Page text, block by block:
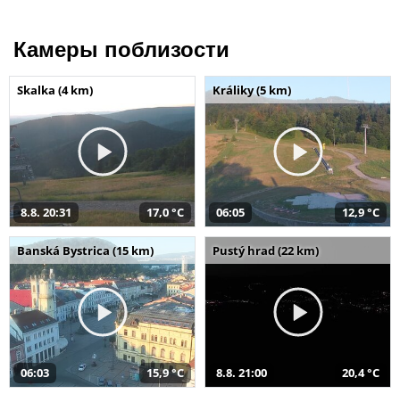
Камеры поблизости
Skalka (4 km)
8.8. 20:31 17,0 °C
Králiky (5 km)
06:05 12,9 °C
Banská Bystrica (15 km)
06:03 15,9 °C
Pustý hrad (22 km)
8.8. 21:00 20,4 °C